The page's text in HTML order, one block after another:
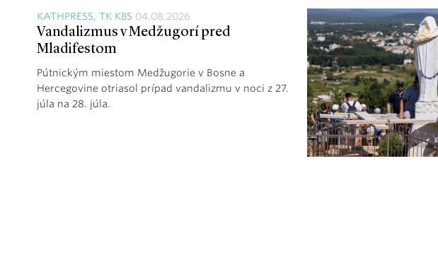
KATHPRESS, TK KBS 04.08.2026
Vandalizmus v Medžugorí pred
Mladifestom
Pútnickým miestom Medžugorie v Bosne a
Hercegovine otriasol prípad vandalizmu v noci z 27.
júla na 28. júla.